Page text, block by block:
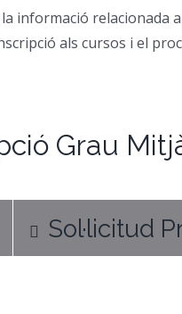
informació relacionada
als cursos i el
Grau
Sol·licitud